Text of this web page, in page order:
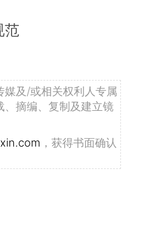
范
媒及/或相关权利人专属
、摘编、复制及建立镜
，获得书面确认